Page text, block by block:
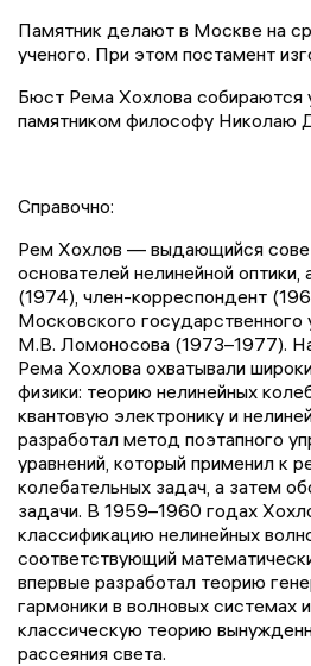
Памятник делают в Москве на
ученого. При этом постамент
Бюст Рема Хохлова собираются
памятником философу Николаю
Справочно:
Рем Хохлов — выдающийся
основателей нелинейной
(1974), член-корреспондент
Московского государственного
М.В. Ломоносова (1973–1977).
Рема Хохлова охватывали
физики: теорию нелинейных
квантовую электронику и
разработал метод поэтапного
уравнений, который применил к
колебательных задач, а затем
задачи. В 1959–1960 годах
классификацию нелинейных
соответствующий
впервые разработал теорию
гармоники в волновых системах
классическую теорию
рассеяния света.